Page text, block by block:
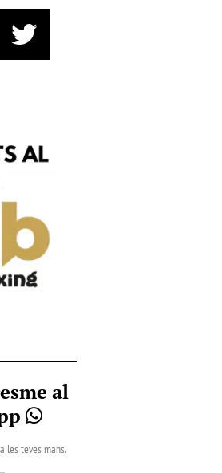
al
les teves mans.